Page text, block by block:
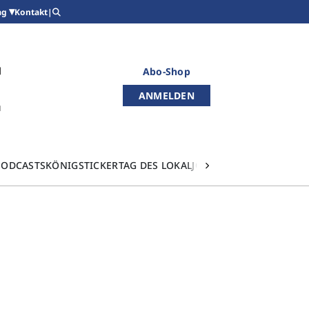
Kontakt|
Abo-Shop
ANMELDEN
KÖNIGSTICKERTAG DES LOKALJOURNALISMUS